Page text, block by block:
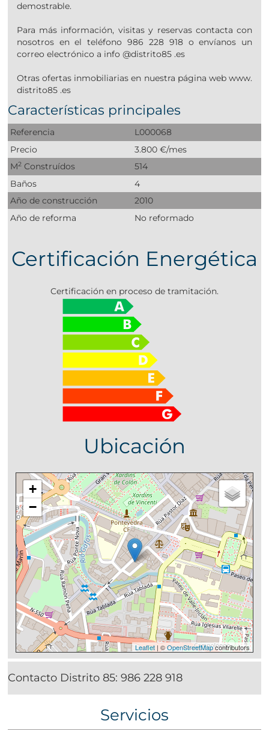
demostrable.
Para más información, visitas y reservas contacta con
nosotros en el teléfono 986 228 918 o envíanos un
correo electrónico a info @distrito85 .es
Otras ofertas inmobiliarias en nuestra página web www.
distrito85 .es
Características principales
Referencia
L000068
Precio
3.800 €/mes
M2 Construídos
514
Baños
4
Año de construcción
2010
Año de reforma
No reformado
Certificación Energética
Certificación en proceso de tramitación.
Ubicación
+
−
Leaflet | ©OpenStreetMapcontributors
Contacto Distrito 85:986 228 918
Servicios